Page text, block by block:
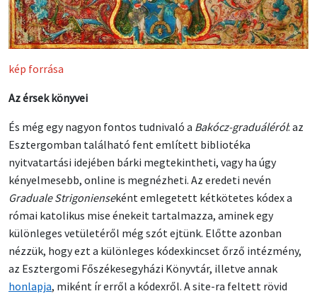
kép forrása
Az érsek könyvei
És még egy nagyon fontos tudnivaló a Bakócz-graduáléról: az
Esztergomban található fent említett bibliotéka
nyitvatartási idejében bárki megtekintheti, vagy ha úgy
kényelmesebb, online is megnézheti. Az eredeti nevén
Graduale Strigonienseként emlegetett kétkötetes kódex a
római katolikus mise énekeit tartalmazza, aminek egy
különleges vetületéről még szót ejtünk. Előtte azonban
nézzük, hogy ezt a különleges kódexkincset őrző intézmény,
az Esztergomi Főszékesegyházi Könyvtár, illetve annak
honlapja, miként ír erről a kódexről. A site-ra feltett rövid